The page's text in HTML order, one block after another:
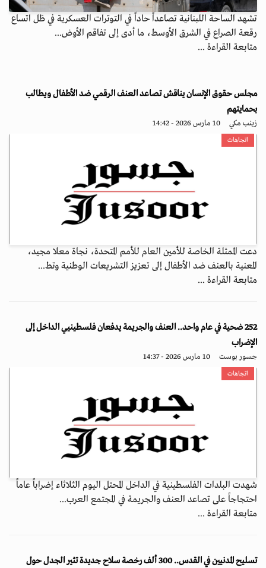
تشهد الساحة اللبنانية تصاعداً حاداً في التوترات العسكرية في ظل اتساع
رقعة الصراع في الشرق الأوسط، ما أدى إلى تفاقم الأوض...
متابعة القراءة ...
مجلس حقوق الإنسان يناقش تصاعد العنف الرقمي ضد الأطفال ويطالب
بحمايتهم
زينب مكي 10 مارس 2026 - 14:42
اتجاهات
دعت الممثلة الخاصة للأمين العام للأمم المتحدة، نجاة معلا مجيد،
المعنية بالعنف ضد الأطفال إلى تعزيز التشريعات الوطنية وتط...
متابعة القراءة ...
252 ضحية في عام واحد.. العنف والجريمة يدفعان فلسطينيي الداخل إلى
الإضراب
جسور بوست 10 مارس 2026 - 14:37
اتجاهات
شهدت البلدات الفلسطينية في الداخل المحتل اليوم الثلاثاء إضراباً عاماً
احتجاجاً على تصاعد العنف والجريمة في المجتمع العرب...
متابعة القراءة ...
تسليح المدنيين في القدس.. 300 ألف رخصة سلاح جديدة تثير الجدل حول